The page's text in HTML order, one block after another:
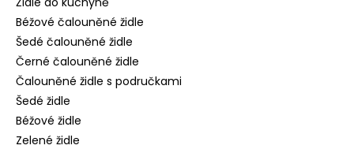
Béžové čalouněné židle
Šedé čalouněné židle
Černé čalouněné židle
Čalouněné židle s područkami
Šedé židle
Béžové židle
Zelené židle